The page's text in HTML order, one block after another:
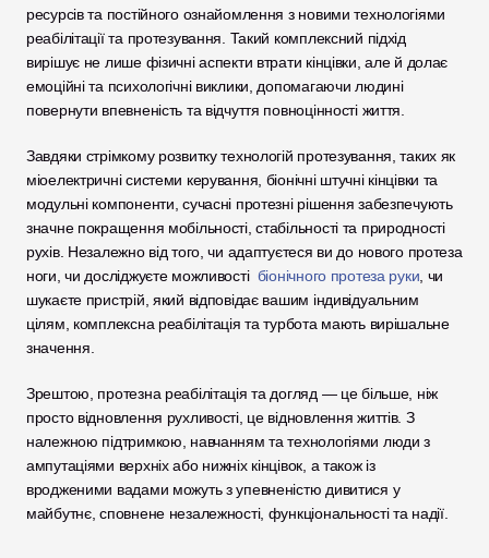
ресурсів та постійного ознайомлення з новими технологіями
реабілітації та протезування. Такий комплексний підхід
вирішує не лише фізичні аспекти втрати кінцівки, але й долає
емоційні та психологічні виклики, допомагаючи людині
повернути впевненість та відчуття повноцінності життя.
Завдяки стрімкому розвитку технологій протезування, таких як
міоелектричні системи керування, біонічні штучні кінцівки та
модульні компоненти, сучасні протезні рішення забезпечують
значне покращення мобільності, стабільності та природності
рухів. Незалежно від того, чи адаптуєтеся ви до нового протеза
ноги, чи досліджуєте можливості біонічного протеза руки , чи
шукаєте пристрій, який відповідає вашим індивідуальним
цілям, комплексна реабілітація та турбота мають вирішальне
значення.
Зрештою, протезна реабілітація та догляд — це більше, ніж
просто відновлення рухливості, це відновлення життів. З
належною підтримкою, навчанням та технологіями люди з
ампутаціями верхніх або нижніх кінцівок, а також із
вродженими вадами можуть з упевненістю дивитися у
майбутнє, сповнене незалежності, функціональності та надії.